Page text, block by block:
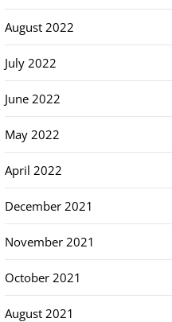
August 2022
July 2022
June 2022
May 2022
April 2022
December 2021
November 2021
October 2021
August 2021